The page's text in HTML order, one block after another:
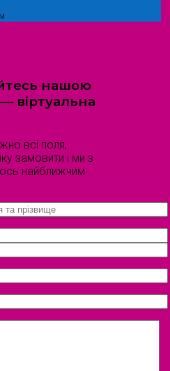
нашою
віртуальна
всі поля,
замовити і ми з
найближчим